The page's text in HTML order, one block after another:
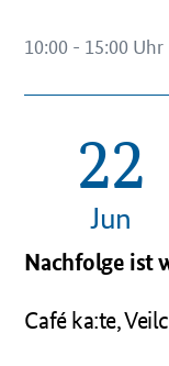
10:00 - 15:00 Uhr
22
Jun
Nachfolge ist
Café ka:te,
OeffnetEinzelsicht